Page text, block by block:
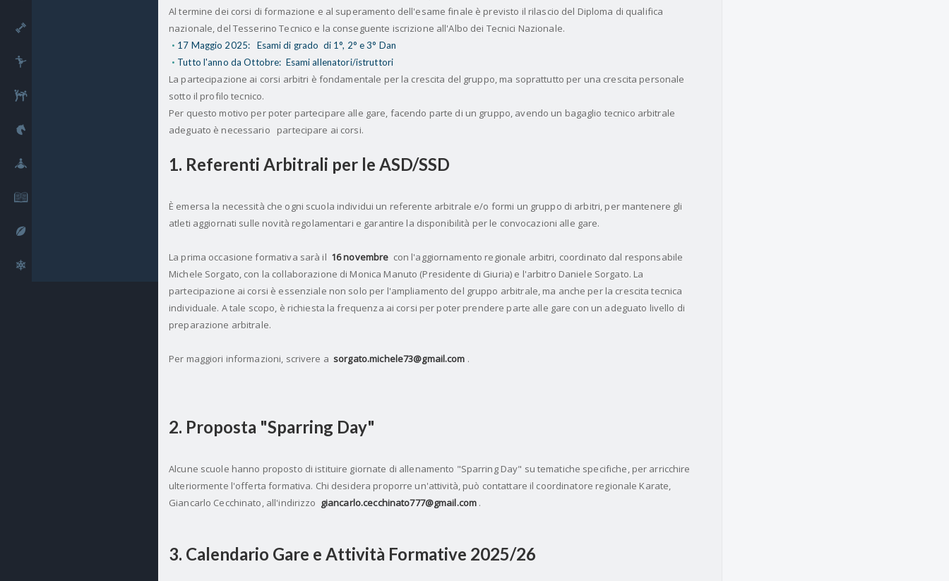
Al termine dei corsi di formazione e al superamento dell'esame finale è previsto il rilascio del Diploma di qualifica
nazionale, del Tesserino Tecnico e la conseguente iscrizione all'Albo dei Tecnici Nazionale.
17 Maggio 2025: Esami di grado di 1°, 2° e 3° Dan
Tutto l'anno da Ottobre: ​​​​Esami allenatori/istruttori
La partecipazione ai corsi arbitri è fondamentale per la crescita del gruppo, ma soprattutto per una crescita personale
sotto il profilo tecnico.
Per questo motivo per poter partecipare alle gare, facendo parte di un gruppo, avendo un bagaglio tecnico arbitrale
adeguato è necessario partecipare ai corsi.
1. Referenti Arbitrali per le ASD/SSD
È emersa la necessità che ogni scuola individui un referente arbitrale e/o formi un gruppo di arbitri, per mantenere gli
atleti aggiornati sulle novità regolamentari e garantire la disponibilità per le convocazioni alle gare.
La prima occasione formativa sarà il 16 novembre con l'aggiornamento regionale arbitri, coordinato dal responsabile
Michele Sorgato, con la collaborazione di Monica Manuto (Presidente di Giuria) e l'arbitro Daniele Sorgato. La
partecipazione ai corsi è essenziale non solo per l'ampliamento del gruppo arbitrale, ma anche per la crescita tecnica
individuale. A tale scopo, è richiesta la frequenza ai corsi per poter prendere parte alle gare con un adeguato livello di
preparazione arbitrale.
Per maggiori informazioni, scrivere asorgato.michele73@gmail.com .
2. Proposta "Sparring Day"
Alcune scuole hanno proposto di istituire giornate di allenamento "Sparring Day" su tematiche specifiche, per arricchire
ulteriormente l'offerta formativa. Chi desidera proporre un'attività, può contattare il coordinatore regionale Karate,
Giancarlo Cecchinato, all'indirizzo giancarlo.cecchinato777@gmail.com .
3. Calendario Gare e Attività Formative 2025/26